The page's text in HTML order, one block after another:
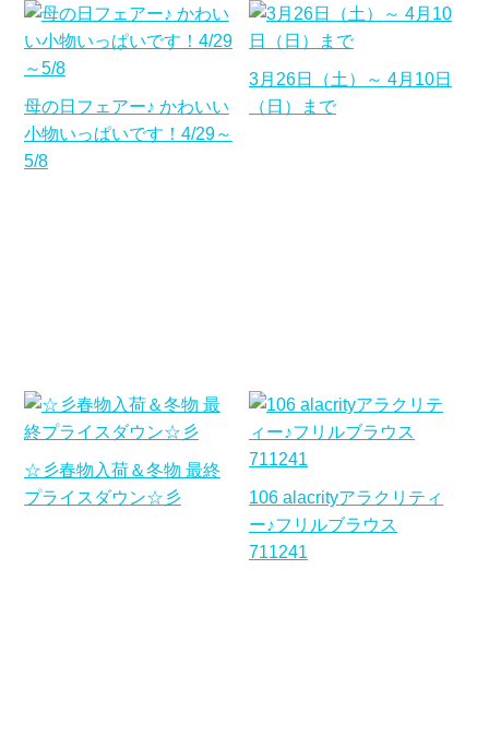
母の日フェアー♪ かわいい
小物いっぱいです！4/29～
5/8
3月26日（土）～ 4月10日
（日）まで
☆彡春物入荷＆冬物 最終
プライスダウン☆彡
106 alacrityアラクリティ
ー♪フリルブラウス
711241